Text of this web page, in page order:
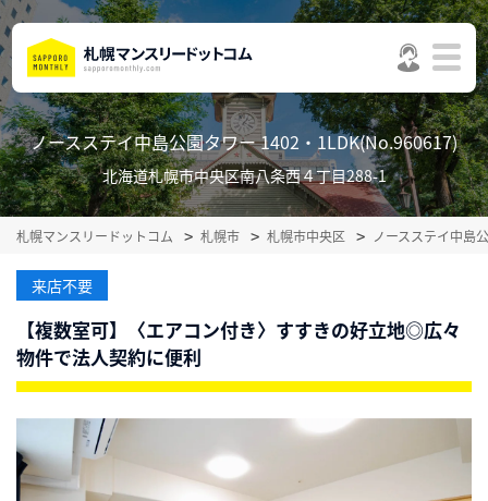
ノースステイ中島公園タワー 1402・1LDK(No.960617)
北海道札幌市中央区南八条西４丁目288-1
札幌マンスリードットコム 札幌市 札幌市中央区 ノースステイ中島
来店不要
【複数室可】〈エアコン付き〉すすきの好立地◎広々
物件で法人契約に便利